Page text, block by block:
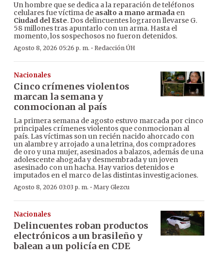
Un hombre que se dedica a la reparación de teléfonos
celulares fue víctima de asalto a mano armada en
Ciudad del Este. Dos delincuentes lograron llevarse G.
58 millones tras apuntarlo con un arma. Hasta el
momento, los sospechosos no fueron detenidos.
Agosto 8, 2026 05:26 p. m. · Redacción ÚH
Nacionales
Cinco crímenes violentos
marcan la semana y
conmocionan al país
La primera semana de agosto estuvo marcada por cinco
principales crímenes violentos que conmocionan al
país. Las víctimas son un recién nacido ahorcado con
un alambre y arrojado a una letrina, dos compradores
de oro y una mujer, asesinados a balazos, además de una
adolescente ahogada y desmembrada y un joven
asesinado con un hacha. Hay varios detenidos e
imputados en el marco de las distintas investigaciones.
Agosto 8, 2026 03:03 p. m. · Mary Glezcu
Nacionales
Delincuentes roban productos
electrónicos a un brasileño y
balean a un policía en CDE